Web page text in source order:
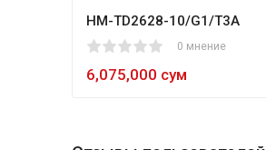
HM-TD2628-10/G1/T3A
0 мнение
6,075,000 сум
80